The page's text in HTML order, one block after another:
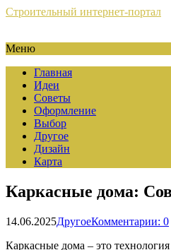
Строительный интернет-портал
Меню
Главная
Идеи
Советы
Оформление
Выбор
Другое
Дизайн
Карта
Каркасные дома:
14.06.2025ДругоеКомментарии: 0
Каркасные дома – это